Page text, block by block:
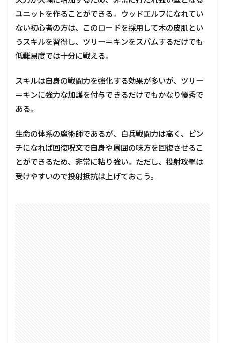
ユニットを作ることができる。ウッドエルフになれてい
ない初心者の方は、このロードを採用して木の皮肌とい
うスキルを習得し、ツリー＝キンをスパムするだけでも
低難易度では十分に戦える。
スキルは自身の戦闘力を強化する効果が多いが、ツリー
＝キンに強力な加護を付与できるだけでもかなり優秀で
ある。
生命の体系の魔術師であるが、白兵戦闘力は高く、ピン
チになれば回復呪文で自身や周囲の味方を回復させるこ
とができるため、非常に粘り強い。ただし、投射攻撃は
受けやすいので投射抵抗は上げておこう。